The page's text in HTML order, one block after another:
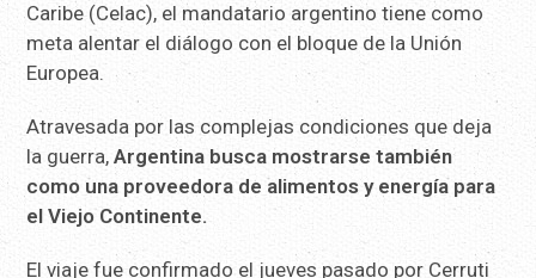
Caribe (Celac), el mandatario argentino tiene como
meta alentar el diálogo con el bloque de la Unión
Europea.
Atravesada por las complejas condiciones que deja
la guerra,Argentina busca mostrarse también
como una proveedora de alimentos y energía para
el Viejo Continente.
El viaje fue confirmado el jueves pasado por Cerruti